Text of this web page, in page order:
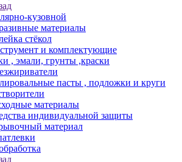
кузовной
материалы
стёкол
и комплектующие
, эмали, грунты ,краски
пасты , подложки и круги
материалы
индивидуальной защиты
материал